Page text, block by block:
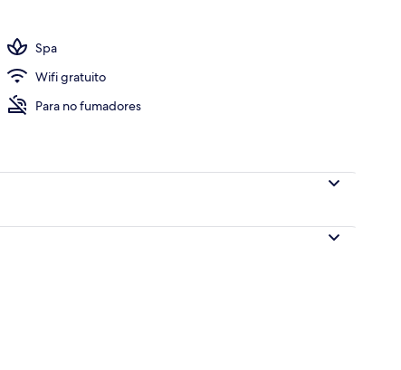
Spa
Wifi gratuito
Para no fumadores